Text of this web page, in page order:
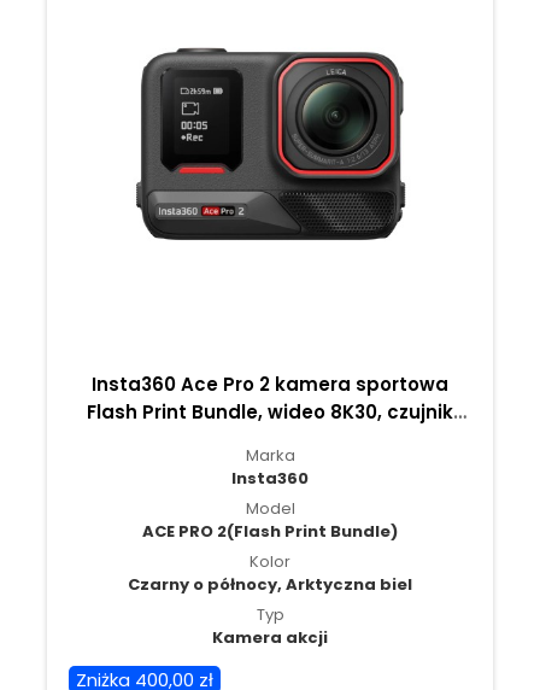
Insta360 Ace Pro 2 kamera sportowa
Flash Print Bundle, wideo 8K30, czujnik
Marka
Insta360
Model
ACE PRO 2(Flash Print Bundle)
Kolor
Czarny o północy, Arktyczna biel
Typ
Kamera akcji
Zniżka 400,00 zł